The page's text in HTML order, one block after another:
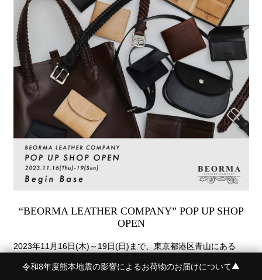
“BEORMA LEATHER COMPANY” POP UP SHOP
OPEN
2023年11月16日(木)～19日(日)まで、東京都港区青山にある
Begin Baseにてベオーマのポップアップショップを期間限定で
令和8年度熊本地震の影響によるお荷物のお届けについて▼